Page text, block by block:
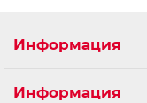
Информация
Информация